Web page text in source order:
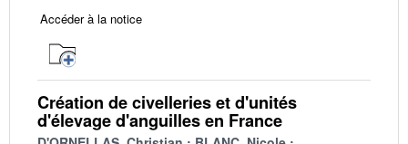
Accéder à la notice
Création de civelleries et d'unités
d'élevage d'anguilles en France